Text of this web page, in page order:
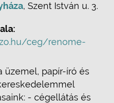
, Szent István u. 3.
ceg/renome-
üzemel, papír-író és
- cégellátás és